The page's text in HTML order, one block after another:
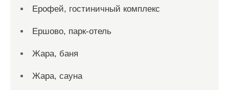
Ерофей, гостиничный комплекс
Ершово, парк-отель
Жара, баня
Жара, сауна